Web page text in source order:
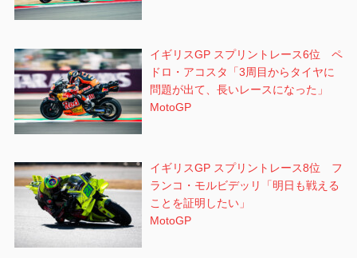
イギリスGP スプリントレース6位 ペ
ドロ・アコスタ「3周目からタイヤに
問題が出て、長いレースになった」
MotoGP
イギリスGP スプリントレース8位 フ
ランコ・モルビデッリ「明日も戦える
ことを証明したい」
MotoGP